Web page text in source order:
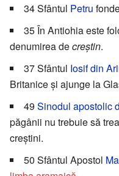
34 Sfântul Petru
35 În Antiohia este
denumirea decreștin.
37 Sfântul Iosif din
Britanice şi ajunge la
49 Sinodul apostolic
păgânii nu trebuie să
creştini.
50 Sfântul Apostol